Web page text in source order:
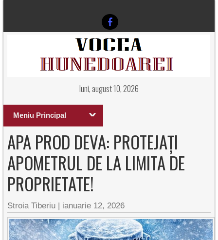
luni, august 10, 2026
Meniu Principal
APA PROD DEVA: PROTEJAȚI
APOMETRUL DE LA LIMITA DE
PROPRIETATE!
Stroia Tiberiu | ianuarie 12, 2026